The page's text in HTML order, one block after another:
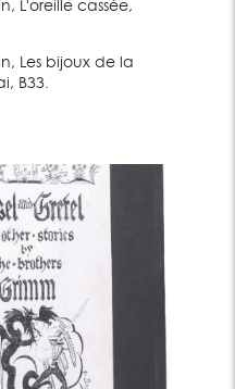
L'oreille cassée,
Les bijoux de la
B33.